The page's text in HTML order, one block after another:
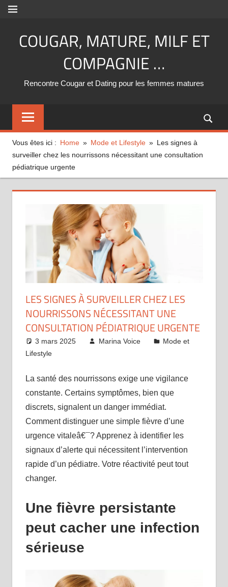
Aller
contenu
MENU
COUGAR, MATURE, MILF ET
COMPAGNIE …
Rencontre Cougar et Dating pour les femmes matures
Vous êtes ici : Home Mode et Lifestyle
Les signes à
surveiller chez les nourrissons nécessitant une consultation
pédiatrique urgente
LES SIGNES À SURVEILLER CHEZ LES
NOURRISSONS NÉCESSITANT UNE
CONSULTATION PÉDIATRIQUE URGENTE
3 mars 2025 Marina Voice
Mode et
Lifestyle
La santé des nourrissons exige une vigilance
constante. Certains symptômes, bien que
discrets, signalent un danger immédiat.
Comment distinguer une simple fièvre d’une
urgence vitaleâ€¯? Apprenez à identifier les
signaux d’alerte qui nécessitent l’intervention
rapide d’un pédiatre. Votre réactivité peut tout
changer.
Une fièvre persistante
peut cacher une infection
sérieuse